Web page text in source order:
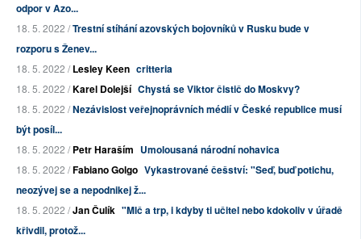
odpor v Azo...
18. 5. 2022 /Trestní stíhání azovských bojovníků v Rusku bude v
rozporu s Ženev...
18. 5. 2022 /Lesley Keen critteria
18. 5. 2022 /Karel Dolejší Chystá se Viktor čistič do Moskvy?
18. 5. 2022 /Nezávislost veřejnoprávních médií v České republice musí
být posíl...
18. 5. 2022 /Petr Haraším Umolousaná národní nohavica
18. 5. 2022 /Fabiano Golgo Vykastrované češství: "Seď, buď potichu,
neozývej se a nepodnikej ž...
18. 5. 2022 /Jan Čulík "Mlč a trp, i kdyby ti učitel nebo kdokoliv v úřadě
křivdil, protož...